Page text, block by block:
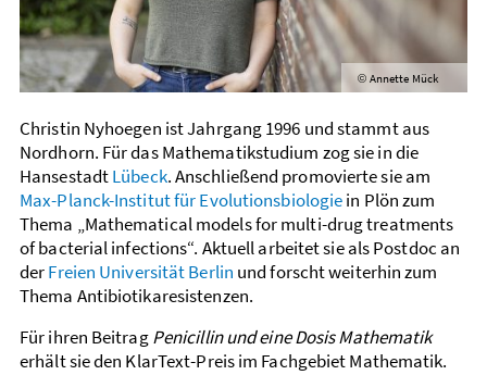
© Annette Mück
Christin Nyhoegen ist Jahrgang 1996 und stammt aus
Nordhorn. Für das Mathematik­studium zog sie in die
HansestadtLübeck. Anschließend promovierte sie am
Max-Planck-Institut für Evolutions­biologiein Plön zum
Thema „Mathematical models for multi-drug treatments
of bacterial infections“. Aktuell arbeitet sie als Postdoc an
derFreien Universität Berlin und forscht weiter­hin zum
Thema Antibiotika­resistenzen.
Für ihren BeitragPenicillin und eine Dosis Mathematik
erhält sie den KlarText-Preis im Fachgebiet Mathematik.